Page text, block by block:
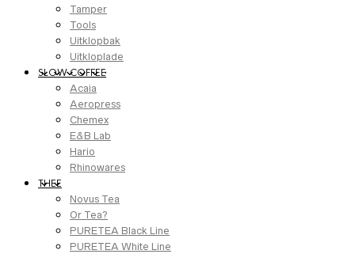
Tamper
Tools
Uitklopbak
Uitkloplade
SLOW COFFEE
Acaia
Aeropress
Chemex
E&B Lab
Hario
Rhinowares
THEE
Novus Tea
Or Tea?
PURETEA Black Line
PURETEA White Line